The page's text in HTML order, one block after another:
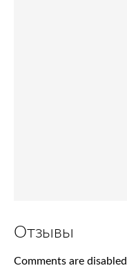
Отзывы
Comments are disabled